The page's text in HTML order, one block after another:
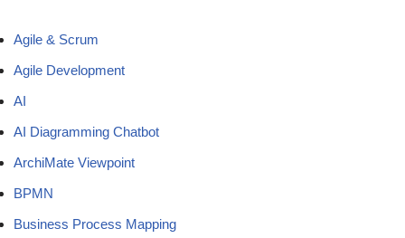
Agile & Scrum
Agile Development
AI
AI Diagramming Chatbot
ArchiMate Viewpoint
BPMN
Business Process Mapping